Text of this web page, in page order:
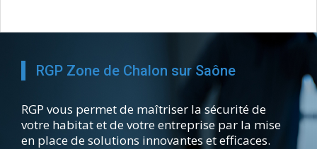
RGP Zone de Chalon sur Saône
RGP vous permet de maîtriser la sécurité de
votre habitat et de votre entreprise par la mise
en place de solutions innovantes et efficaces.